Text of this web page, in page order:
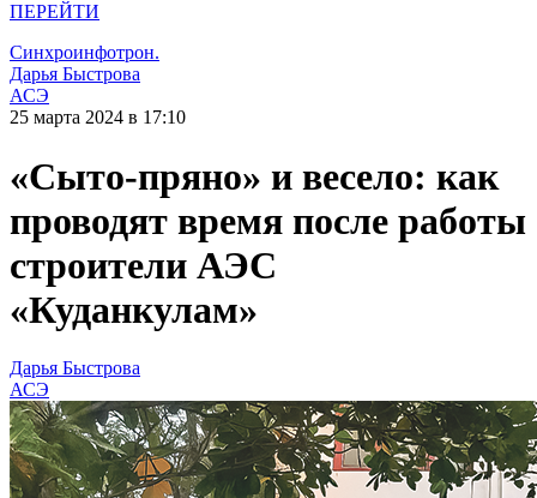
ПЕРЕЙТИ
Синхроинфотрон.
Дарья Быстрова
АСЭ
25 марта 2024 в 17:10
«Сыто-пряно» и весело: как
проводят время после работы
строители АЭС
«Куданкулам»
Дарья Быстрова
АСЭ